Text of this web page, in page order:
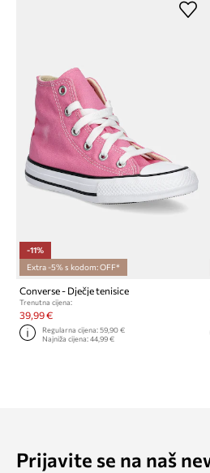
-11%
Extra -5% s kodom: OFF*
Converse - Dječje tenisice
Trenutna cijena:
39,99 €
Regularna cijena:59,90 €
Najniža cijena:44,99 €
Prijavite se na naš